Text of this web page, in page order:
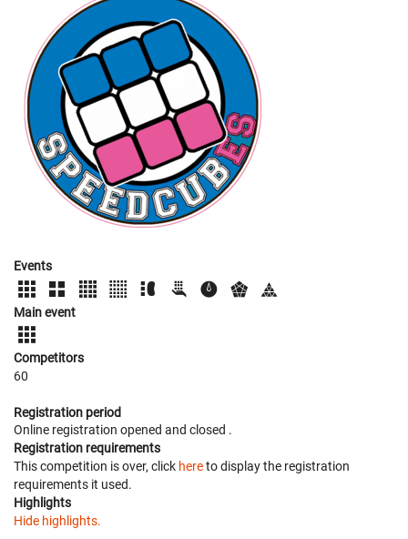
Events
Main event
Competitors
60
Registration period
Online registration opened and closed .
Registration requirements
This competition is over, click hereto display the registration
requirements it used.
Highlights
Hide highlights.